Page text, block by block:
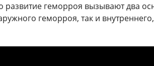
развитие геморроя вызывают два
геморроя, так и